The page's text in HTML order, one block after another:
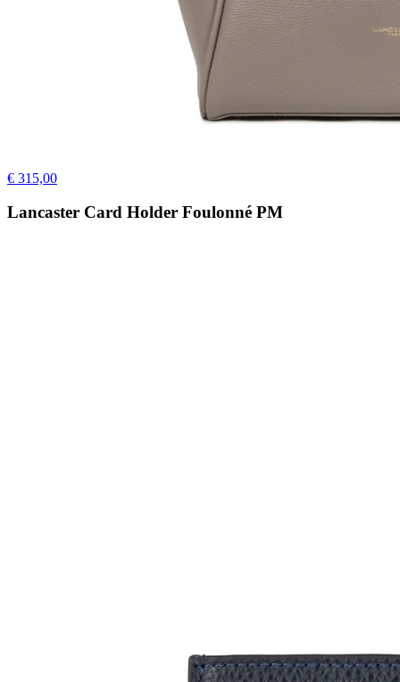
€ 315,00
Lancaster Card Holder Foulonné PM